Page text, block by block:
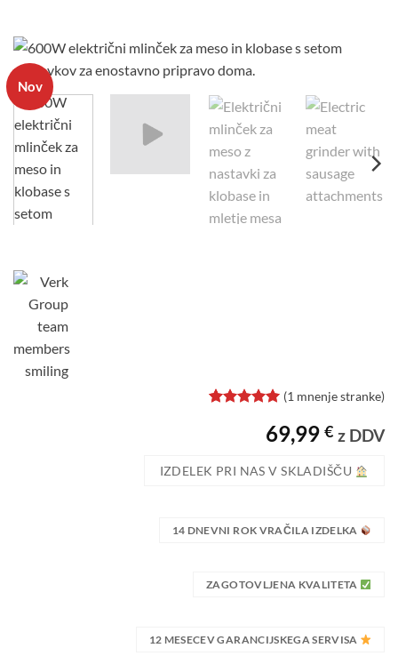
Nov
od 5 na
stranke
(1 mnenje stranke)
69,99 € z DDV
IZDELEK PRI NAS V SKLADIŠČU
14 DNEVNI ROK VRAČILA IZDELKA
ZAGOTOVLJENA KVALITETA
12 MESECEV GARANCIJSKEGA SERVISA